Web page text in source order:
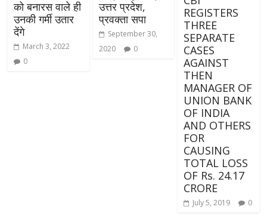
को बनारस वाले ही
उनकी गर्मी उतार
देंगे
March 3, 2022
0
उत्तर प्रदेश,
प्रवक्ता सपा
September 30,
2020
0
REGISTERS
THREE
SEPARATE
CASES
AGAINST
THEN
MANAGER OF
UNION BANK
OF INDIA
AND OTHERS
FOR
CAUSING
TOTAL LOSS
OF Rs. 24.17
CRORE
July 5, 2019 0